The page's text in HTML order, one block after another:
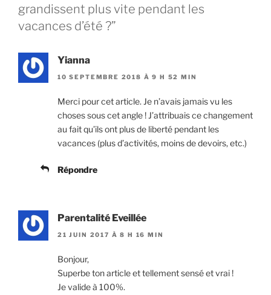
grandissent plus vite pendant les
vacances d’été ?”
Yianna
10 SEPTEMBRE 2018 À 9 H 52 MIN
Merci pour cet article. Je n’avais jamais vu les
choses sous cet angle ! J’attribuais ce changement
au fait qu’ils ont plus de liberté pendant les
vacances (plus d’activités, moins de devoirs, etc.)
Répondre
Parentalité Eveillée
21 JUIN 2017 À 8 H 16 MIN
Bonjour,
Superbe ton article et tellement sensé et vrai !
Je valide à 100%.